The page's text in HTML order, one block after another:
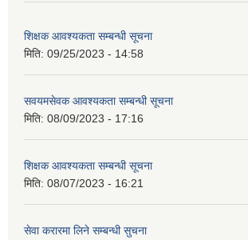
शिक्षक आवश्यकता सम्बन्धी सूचना
मिति: 09/25/2023 - 14:58
सवयमसेवक आवश्यकता सम्बन्धी सूचना
मिति: 08/09/2023 - 17:16
शिक्षक आवश्यकता सम्बन्धी सूचना
मिति: 08/07/2023 - 16:21
सेवा करारमा लिने सम्बन्धी सुचना